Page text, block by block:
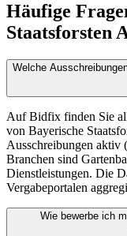
Häufige
Staatsforsten
Welche
Auf Bidfix finden Sie
von Bayerische
Ausschreibungen aktiv
Branchen sind
Dienstleistungen. Die
Vergabeportalen
Wie bewerbe ich